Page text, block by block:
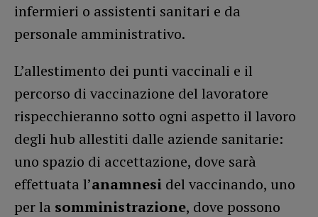
infermieri o assistenti sanitari e da
personale amministrativo.
L’allestimento dei punti vaccinali e il
percorso di vaccinazione del lavoratore
rispecchieranno sotto ogni aspetto il lavoro
degli hub allestiti dalle aziende sanitarie:
uno spazio di accettazione, dove sarà
effettuata l’anamnesi del vaccinando, uno
per la somministrazione, dove possono